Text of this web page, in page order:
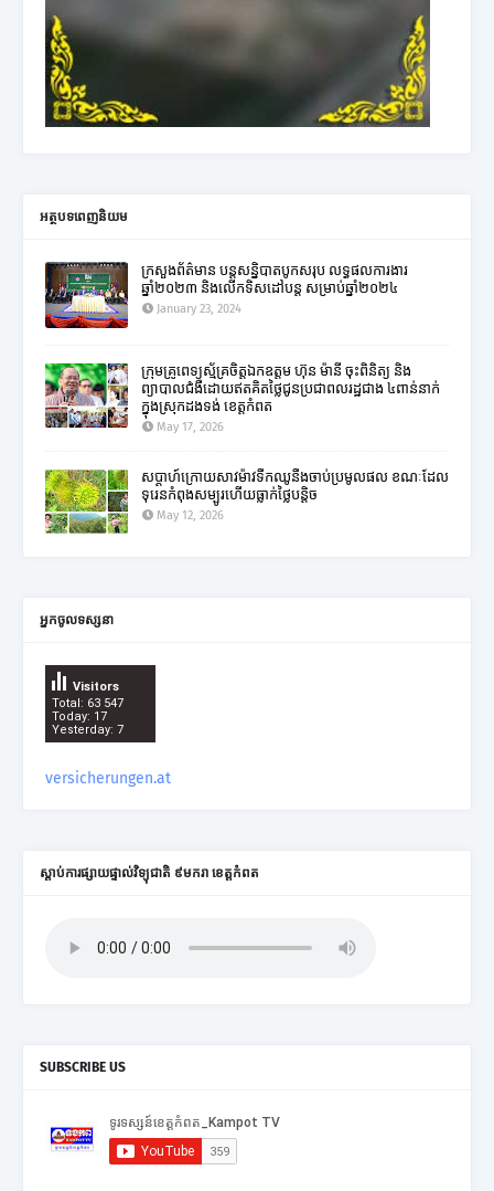
អត្ថបទពេញនិយម
ក្រសួងព័ត៌មាន បន្តសន្និបាតបូកសរុប លទ្ធផលការងារ
ឆ្នាំ២០២៣ និងលើកទិសដៅបន្ត សម្រាប់ឆ្នាំ២០២៤
January 23, 2024
ក្រុមគ្រូពេទ្យស្ម័គ្រចិត្តឯកឧត្តម ហ៊ុន ម៉ានី ចុះពិនិត្យ និង
ព្យាបាលជំងឺដោយឥតគិតថ្លៃជូនប្រជាពលរដ្ឋជាង ៤ពាន់នាក់
ក្នុងស្រុកដងទង់ ខេត្តកំពត
May 17, 2026
សប្តាហ៍ក្រោយសាវម៉ាវទឹកឈូនឹងចាប់ប្រមូលផល ខណៈដែល
ទុរេនកំពុងសម្បូរហើយធ្លាក់ថ្លៃបន្តិច
May 12, 2026
អ្នកចូលទស្សនា
Total: 63 547
Today: 17
Yesterday: 7
Visitors
versicherungen.at
ស្តាប់ការផ្សាយផ្ទាល់វិទ្យុជាតិ ៩មករា ខេត្តកំពត
SUBSCRIBE US